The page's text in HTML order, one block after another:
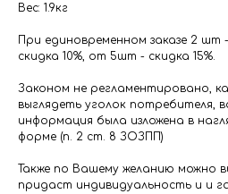
Вес: 1.9кг
При единовременном заказе 2 шт
скидка 10%, от 5шт - скидка 15%.
Законом не регламентировано,
выглядеть уголок потребителя,
информация была изложена в
форме (п. 2 ст. 8 ЗОЗПП)
Также по Вашему желанию можно
придаст индивидуальность и и